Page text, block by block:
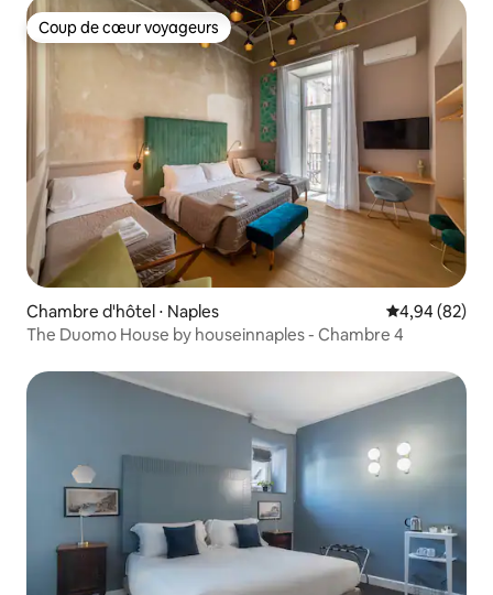
Coup de cœur voyageurs
Coup de cœur voyageurs
Chambre d'hôtel ⋅ Naples Évaluation
4,94 (82)
The Duomo House by houseinnaples - Chambre 4